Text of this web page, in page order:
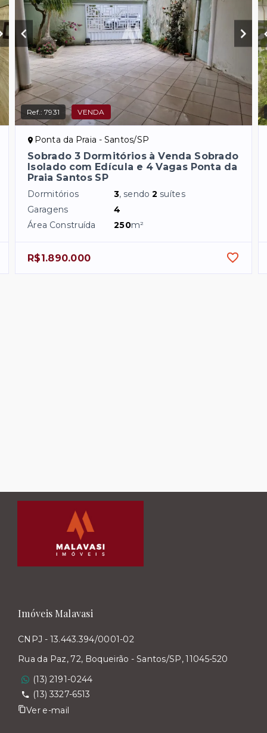
Ref.:7931 VENDA
Ponta da Praia - Santos/SP
Sobrado 3 Dormitórios à Venda Sobrado
Isolado com Edícula e 4 Vagas Ponta da
Praia Santos SP
Dormitórios 3, sendo2 suítes
Garagens
4
Área Construída
250m²
R$1.890.000
Imóveis Malavasi
CNPJ - 13.443.394/0001-02
Rua da Paz, 72, Boqueirão - Santos/SP, 11045-520
(13) 2191-0244
(13) 3327-6513
Ver e-mail